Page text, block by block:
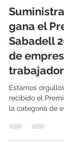
3 abr 2025
gana el
Sabadell
de
Estamos
la categoría de
trabajadores...